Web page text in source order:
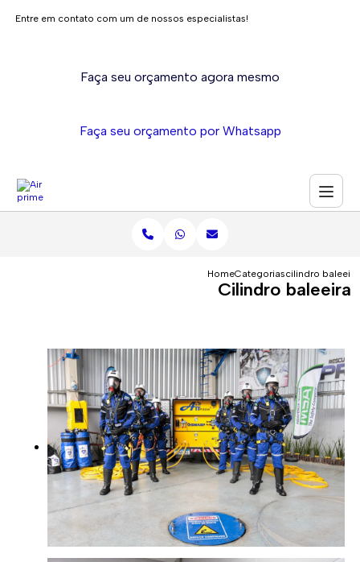
Entre em contato com um de nossos especialistas!
Faça seu orçamento agora mesmo
Faça seu orçamento por Whatsapp
HomeCategoriascilindro baleeira
Cilindro baleeira